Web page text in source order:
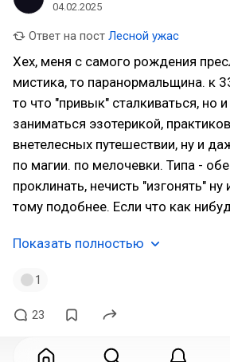
04.02.2025
Ответ на пост Лесной ужас
Хех, меня с самого рождения
мистика, то паранормальщина. к
то что "привык" сталкиваться, но
заниматься эзотерикой,
внетелесных путешествии, ну и
по магии. по мелочевки. Типа -
проклинать, нечисть "изгонять" ну
тому подобнее. Если что как
Показать полностью
1
23